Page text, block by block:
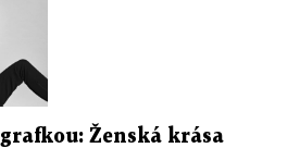
Ženská krása